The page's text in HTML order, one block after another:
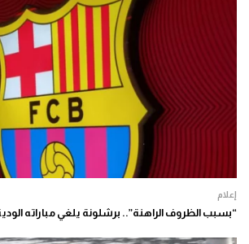
إعلام
“بسبب الظروف الراهنة”.. برشلونة يلغي مباراته